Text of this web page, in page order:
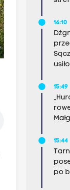
16:10
15:49
15:44
po